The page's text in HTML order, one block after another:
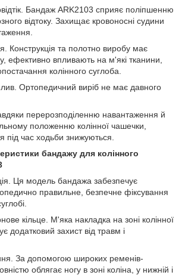
Бандаж ARK2103 сприяє поліпшенню
відтоку. Захищає кровоносні судини
Конструкція та полотно виробу має
ефективно впливають на м'які тканини,
колінного суглоба.
Ортопедичний виріб не має давного
перерозподіленню навантаження й
положенню колінної чашечки,
під час ходьби знижуються.
бандажу для колінного
Ця модель бандажа забезпечує
правильне, безпечне фіксування
кільце. М'яка накладка на зоні колінної
додатковий захист від травм і
За допомогою широких ременів-
облягає ногу в зоні коліна, у нижній і